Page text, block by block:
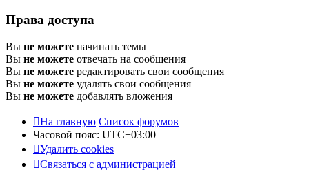
Права доступа
Вы не можете начинать темы
Вы не можете отвечать на сообщения
Вы не можете редактировать свои сообщения
Вы не можете удалять свои сообщения
Вы не можете добавлять вложения
На главную Список форумов
Часовой пояс: UTC+03:00
Удалить cookies
Связаться с администрацией